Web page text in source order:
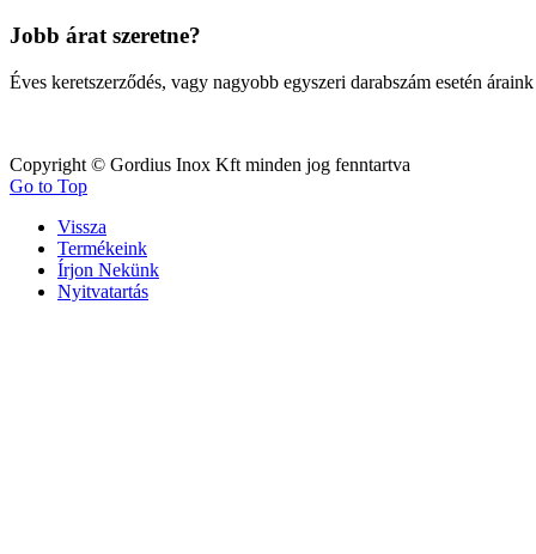
Jobb árat szeretne?
Éves keretszerződés, vagy nagyobb egyszeri darabszám esetén
Copyright © Gordius Inox Kft minden jog fenntartva
Go to Top
Vissza
Termékeink
Írjon Nekünk
Nyitvatartás